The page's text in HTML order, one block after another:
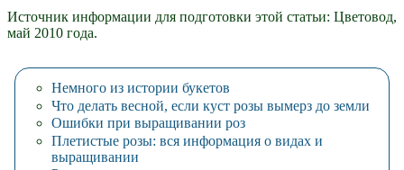
Источник информации для подготовки этой статьи: Цветовод,
май 2010 года.
Немного из истории букетов
Что делать весной, если куст poзы вымерз до земли
Ошибки при выращивании роз
Плетистые розы: вся информация о видах и
выращивании